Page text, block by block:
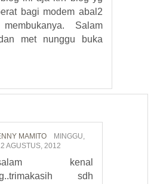
bagi modem abal2
Salam
met nunggu buka
MAMITO
MINGGU,
AGUSTUS, 2012
kenal
sdh